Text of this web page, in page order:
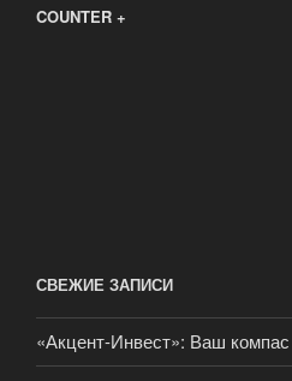
COUNTER +
СВЕЖИЕ ЗАПИСИ
«Акцент-Инвест»: Ваш